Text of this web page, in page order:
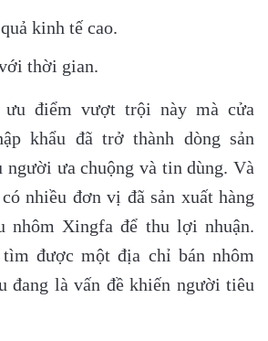
kinh tế cao.
thời gian.
ưu điểm vượt trội này mà cửa
khẩu đã trở thành dòng sản
người ưa chuộng và tin dùng. Và
nhiều đơn vị đã sản xuất hàng
nhôm Xingfa để thu lợi nhuận.
được một địa chỉ bán nhôm
đang là vấn đề khiến người tiêu